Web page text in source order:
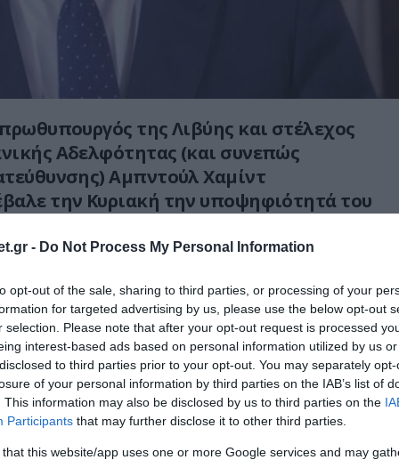
- Do Not Process My Personal Information
opt-out of the sale, sharing to third parties, or processing of your
for targeted advertising by us, please use the below opt-out
selection. Please note that after your opt-out request is processed
interest-based ads based on personal information utilized by us
to third parties prior to your opt-out. You may separately
of your personal information by third parties on the IAB’s list of
This information may also be disclosed by us to third parties on the
Participants that may further disclose it to other third parties.
that this website/app uses one or more Google services and may
της Λιβύης και στέλεχος
Αδελφότητας (και συνεπώς
Αμπντούλ Χαμίντ
την Κυριακή την υποψηφιότητά του
τη θέση είχε δεσμευτεί να μην είναι
ότι δεν επιτυγχάνει τον σκοπό της
εκλογές στην Λιβύη, παίζει το
χαρτί» που είναι να εξασφαλίσει την
της Λιβύης έναν τουρκόφιλο
οποίο θα εξασφαλίσει την εσαεί ισχύ του